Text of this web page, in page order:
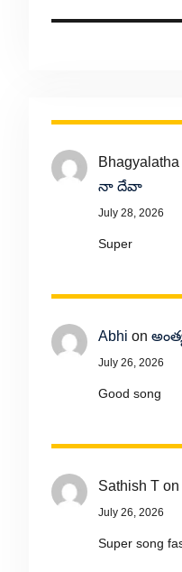
నా దేవా
July 28, 2026
Super
Abhi on
July 26, 2026
Good song
Sathish Ton
July 26, 2026
Super song